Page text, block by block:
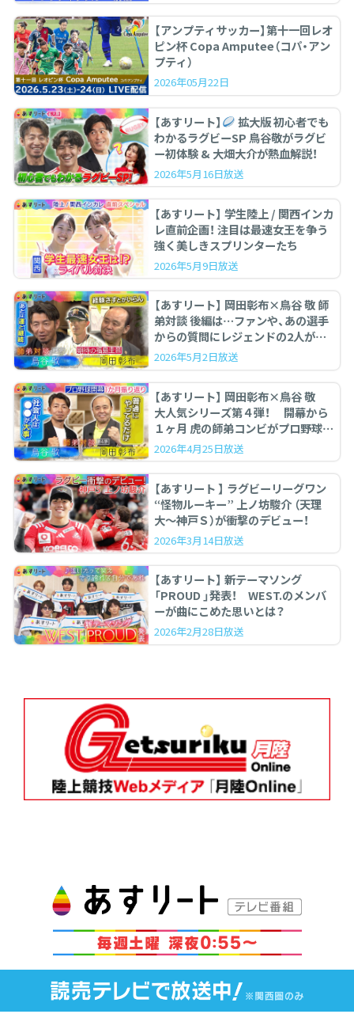
【アンプティサッカー】第十一回レオ
ピン杯 Copa Amputee（コパ・アン
プティ）
2026年05月22日
【あすリート】
拡大版 初心者でも
わかるラグビーSP 鳥谷敬がラグビ
ー初体験 & 大畑大介が熱血解説！
2026年5月16日放送
【あすリート】 学生陸上 / 関西インカ
レ直前企画！ 注目は最速女王を争う
強く美しきスプリンターたち
2026年5月9日放送
【あすリート】 岡田彰布×鳥谷 敬 師
弟対談 後編は…ファンや、あの選手
からの質問にレジェンドの2人が答
えます。
2026年5月2日放送
【あすリート】 岡田彰布×鳥谷 敬
大人気シリーズ第４弾！ 開幕から
１ヶ月 虎の師弟コンビがプロ野球を
ぶった斬る！
2026年4月25日放送
【あすリート 】 ラグビーリーグワン
“怪物ルーキー” 上ノ坊駿介 （天理
大〜神戸Ｓ）が衝撃のデビュー！
2026年3月14日放送
【あすリート】 新テーマソング
「PROUD 」発表！ WEST.のメンバ
ーが曲にこめた思いとは？
2026年2月28日放送